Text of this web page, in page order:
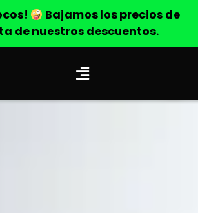
Bajamos los precios de
de nuestros descuentos.